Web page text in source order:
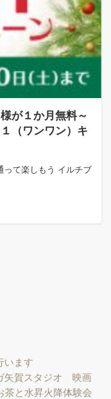
が１か月無料～
（ワンワン）キ
って楽しもう イルチブ
います
矢賀スタジオ 映画
と水昇火降体験会